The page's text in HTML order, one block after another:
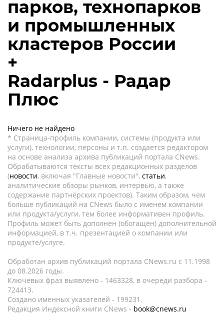
парков, технопарков
и промышленных
кластеров России
+
Radarplus - Радар
Плюс
Ничего не найдено
* Страница-профиль компании, системы (продукта или
услуги), технологии, персоны и т.п. создается редактором
на основе анализа архива публикаций портала CNews.
Обрабатываются тексты всех редакционных разделов
(новости, включая "Главные новости", статьи,
аналитические обзоры рынков, интервью, а также
содержание партнёрских проектов). Таким образом, чем
больше публикаций на CNews было с именем компании
или продукта/услуги, тем более информативен профиль.
Профиль может быть дополнен (обогащен) дополнительной
информацией, в т.ч. презентацией о компании или
продукте/услуге.
Обработан архив публикаций портала CNews.ru c 11.1998
до 08.2026 годы.
Ключевых фраз выявлено - 1463328, в очереди разбора -
724413.
Создано именных указателей - 199231.
Редакция Индексной книги CNews - book@cnews.ru